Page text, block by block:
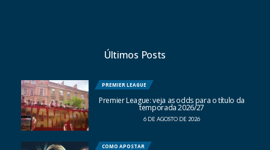
Últimos Posts
PREMIER LEAGUE
Premier League: veja as odds para o título da
temporada 2026/27
6 DE AGOSTO DE 2026
COMO APOSTAR